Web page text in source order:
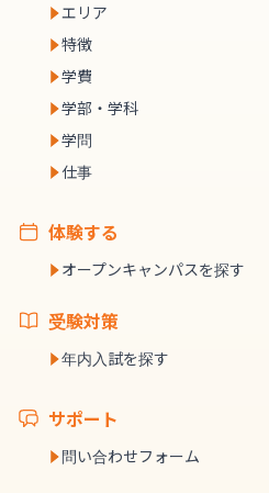
エリア
特徴
学費
学部・学科
学問
仕事
体験する
オープンキャンパスを探す
受験対策
年内入試を探す
サポート
問い合わせフォーム